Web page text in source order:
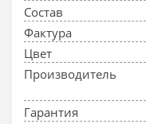
Состав
Фактура
Цвет
Производитель
Гарантия